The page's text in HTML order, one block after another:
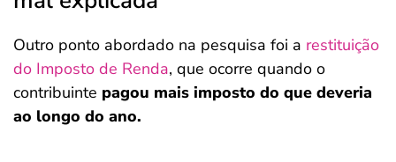
Outro ponto abordado na pesquisa foi a restituição
do Imposto de Renda, que ocorre quando o
contribuinte pagou mais imposto do que deveria
ao longo do ano.